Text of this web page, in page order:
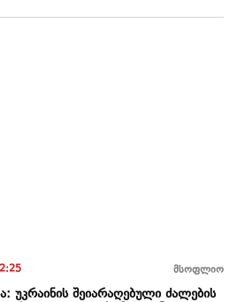
მსოფლიო
უკრაინის შეიარაღებული ძალების